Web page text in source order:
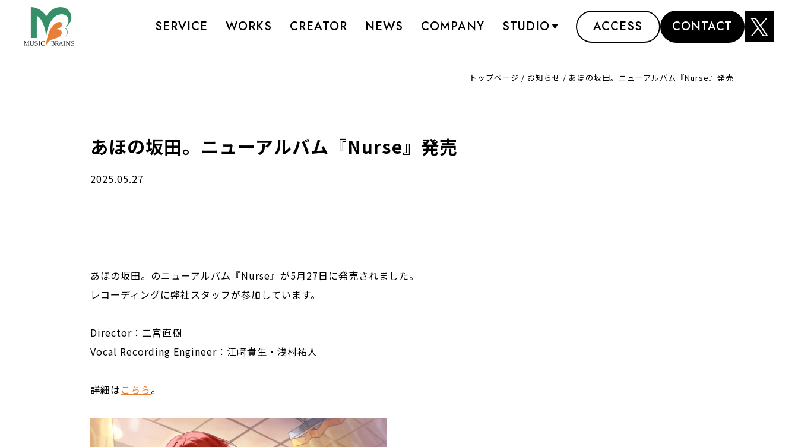
SERVICE WORKS CREATOR NEWS COMPANY STUDIO ACCESS CONTACT
トップページ / お知らせ / あほの坂田。ニューアルバム『Nurse』発売
あほの坂田。ニューアルバム『Nurse』発売
2025.05.27
あほの坂田。のニューアルバム『Nurse』が5月27日に発売されました。
レコーディングに弊社スタッフが参加しています。
Director：二宮直樹
Vocal Recording Engineer：江﨑貴生・浅村祐人
詳細は こちら。